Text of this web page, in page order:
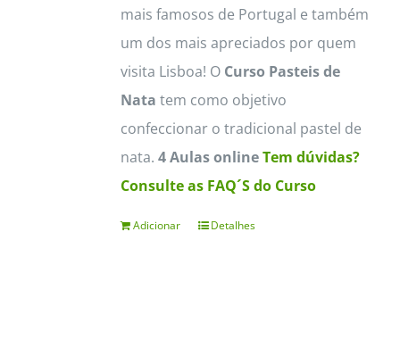
mais famosos de Portugal e também
um dos mais apreciados por quem
visita Lisboa! O Curso Pasteis de
Nata tem como objetivo
confeccionar o tradicional pastel de
nata. 4 Aulas onlineTem dúvidas?
Consulte as FAQ´S do Curso
Adicionar Detalhes